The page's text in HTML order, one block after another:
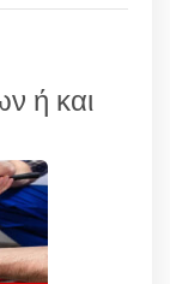
ή και